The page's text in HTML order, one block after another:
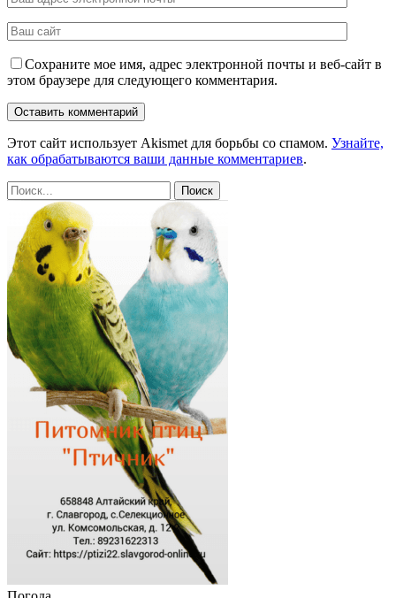
Сохраните мое имя, адрес электронной почты и веб-сайт в
этом браузере для следующего комментария.
Этот сайт использует Akismet для борьбы со спамом. Узнайте,
как обрабатываются ваши данные комментариев.